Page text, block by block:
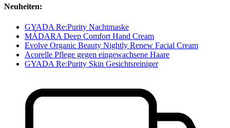
Neuheiten:
GYADA Re:Purity Nachtmaske
MÁDARA Deep Comfort Hand Cream
Evolve Organic Beauty Nightly Renew Facial Cream
Acorelle Pflege gegen eingewachsene Haare
GYADA Re:Purity Skin Gesichtsreiniger